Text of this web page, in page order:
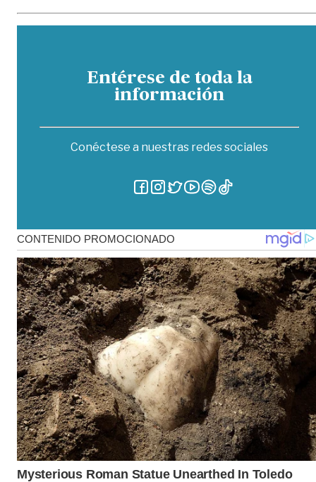
Entérese de toda la
información
Conéctese a nuestras redes sociales